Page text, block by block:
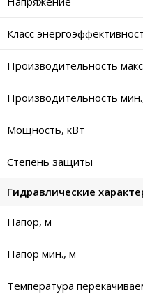
Класс
Производительность
Производительность
Мощность, кВт
Степень защиты
Гидравлические
Напор, м
Напор мин., м
Температура